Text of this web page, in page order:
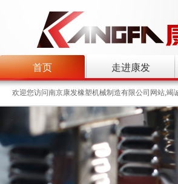
首页
欢迎您访问南京康发橡塑机械制造有限公司网站,竭
走进康发